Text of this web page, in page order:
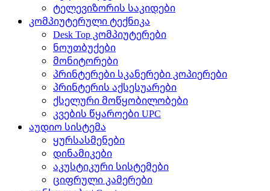
ტელევიზორის საკიდები
კომპიუტერული ტექნიკა
Desk Top კომპიუტერები
ნოუთბუქები
მონიტორები
პრინტერები სკანერები კოპიერები
პრინტერის აქსესუარები
ქსელური მოწყობილობები
კვების წყაროები UPC
აუდიო სისტემა
ყურსასმენები
დინამიკები
აკუსტიკური სისტემები
ციფრული კამერები